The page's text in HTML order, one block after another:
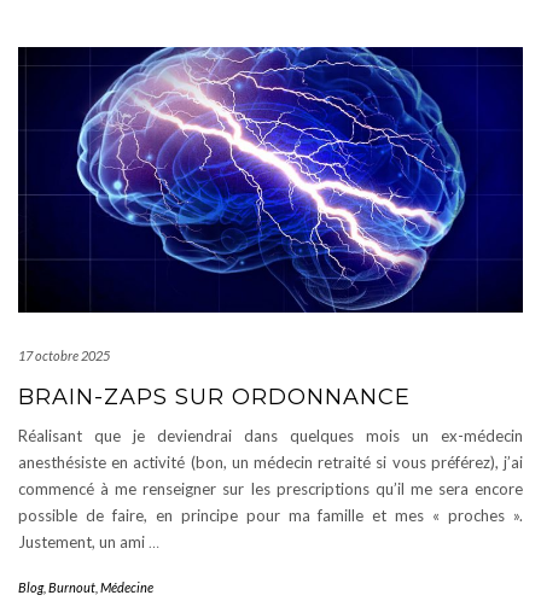
17 octobre 2025
BRAIN-ZAPS SUR ORDONNANCE
Réalisant que je deviendrai dans quelques mois un ex-médecin
anesthésiste en activité (bon, un médecin retraité si vous préférez), j’ai
commencé à me renseigner sur les prescriptions qu’il me sera encore
possible de faire, en principe pour ma famille et mes « proches ».
Justement, un ami …
Blog, Burnout Médecine